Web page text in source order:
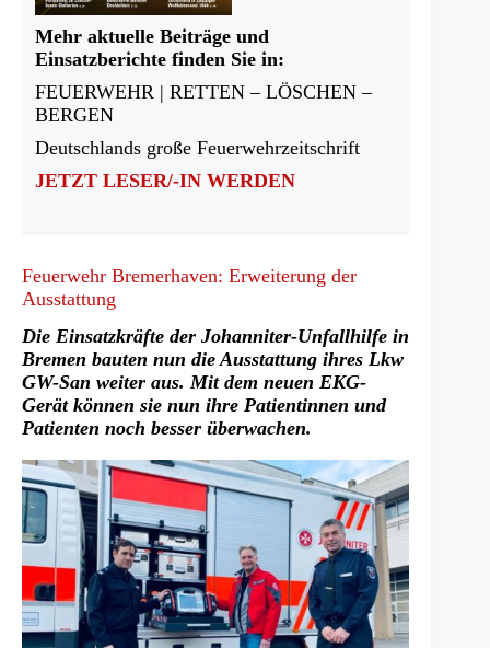
Mehr aktuelle Beiträge und
Einsatzberichte finden Sie in:
FEUERWEHR | RETTEN – LÖSCHEN –
BERGEN
Deutschlands große Feuerwehrzeitschrift
JETZT LESER/-IN WERDEN
Feuerwehr Bremerhaven: Erweiterung der
Ausstattung
Die Einsatzkräfte der Johanniter-Unfallhilfe in
Bremen bauten nun die Ausstattung ihres Lkw
GW-San weiter aus. Mit dem neuen EKG-
Gerät können sie nun ihre Patientinnen und
Patienten noch besser überwachen.